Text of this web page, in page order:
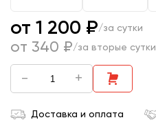
от 1 200 ₽/за сутки
от 340 ₽/за вторые сутки
- +
Доставка и оплата